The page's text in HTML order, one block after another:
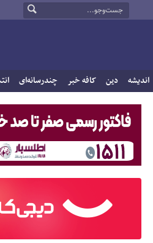
اندیشه دین کافه خبر چندرسانه‌ای